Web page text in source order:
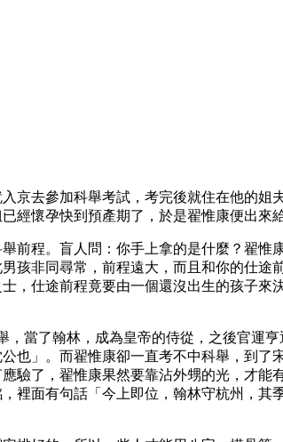
京去參加科舉考試，考完後就住在他的姐
經懷孕快到預產期了，於是翟惟康便出來
前程。盲人問：你手上拿的是什麼？翟惟
孩非同尋常，前程遠大，而且和你的仕途
，仕途前程竟要由一個還沒出生的孩子來
當了翰林，成為皇帝的侍從，之後官運
也」。而翟惟康卻一直考不中科舉，到了
了，翟惟康果然要靠沾外甥的光，才能
裡面有句話「今上即位，翰林守杭州，其